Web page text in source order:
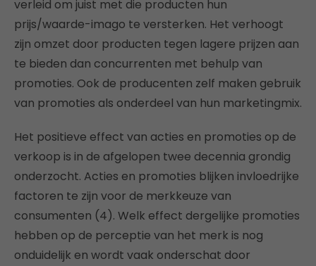
verleid om juist met die producten hun
prijs/waarde-imago te versterken. Het verhoogt
zijn omzet door producten tegen lagere prijzen aan
te bieden dan concurrenten met behulp van
promoties. Ook de producenten zelf maken gebruik
van promoties als onderdeel van hun marketingmix.
Het positieve effect van acties en promoties op de
verkoop is in de afgelopen twee decennia grondig
onderzocht. Acties en promoties blijken invloedrijke
factoren te zijn voor de merkkeuze van
consumenten (4). Welk effect dergelijke promoties
hebben op de perceptie van het merk is nog
onduidelijk en wordt vaak onderschat door